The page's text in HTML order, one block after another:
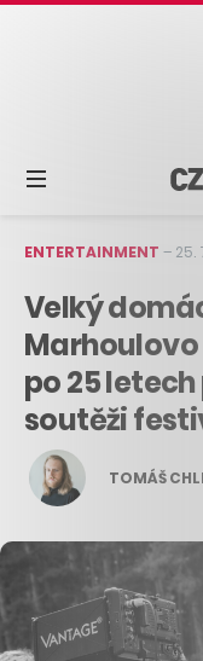
ENTERTAINMENT – 25.
Velký
po 25
soutěži
TOMÁŠ